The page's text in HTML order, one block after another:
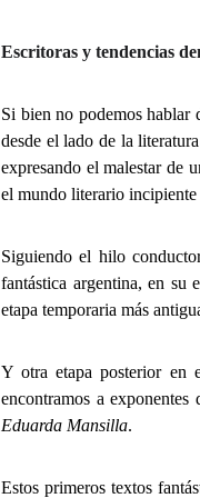
Escritoras y tendencias
Si bien no podemos
desde el lado de la
expresando el malestar de
el mundo literario
Siguiendo el hilo
fantástica argentina, en su
etapa temporaria más
Y otra etapa posterior en
encontramos a exponentes
Eduarda Mansilla.
Estos primeros textos